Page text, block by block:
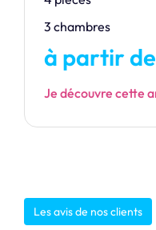
3 chambres
à partir
Je découvre cette
Les avis de nos clients